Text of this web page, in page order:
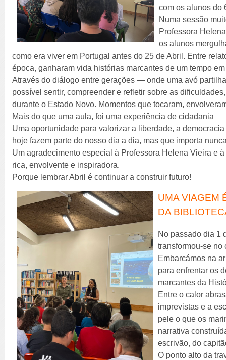
com os alunos do
Numa sessão
Professora
os alunos
como era viver em Portugal antes do 25 de Abril. Entre
época, ganharam vida histórias marcantes de um tempo
Através do diálogo entre gerações — onde uma avó
possível sentir, compreender e refletir sobre as
durante o Estado Novo. Momentos que tocaram,
Mais do que uma aula, foi uma experiência de cidadania
Uma oportunidade para valorizar a liberdade, a
hoje fazem parte do nosso dia a dia, mas que importa
Um agradecimento especial à Professora Helena Vieira e
rica, envolvente e inspiradora.
Porque lembrar Abril é continuar a construir futuro!
UMA VIAGEM
DA
No passado dia 1
transformou-se no
Embarcámos na
para enfrentar os
marcantes da
Entre o calor
imprevistas e a
pele o que os
narrativa
escrivão, do
O ponto alto da